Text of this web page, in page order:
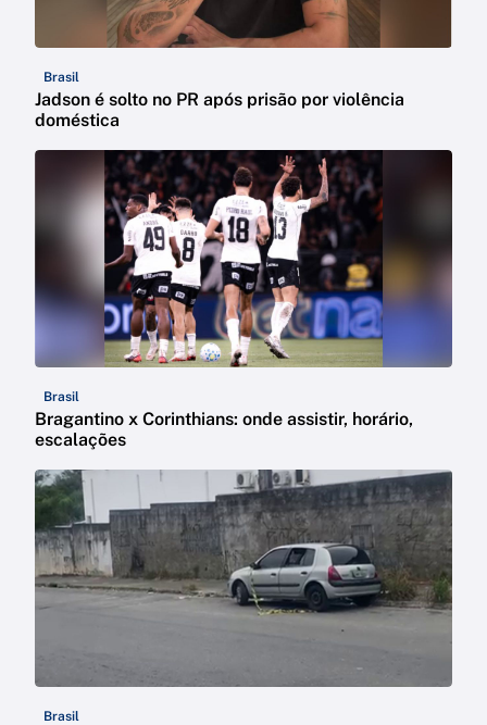
Brasil
Jadson é solto no PR após prisão por violência
doméstica
Brasil
Bragantino x Corinthians: onde assistir, horário,
escalações
Brasil